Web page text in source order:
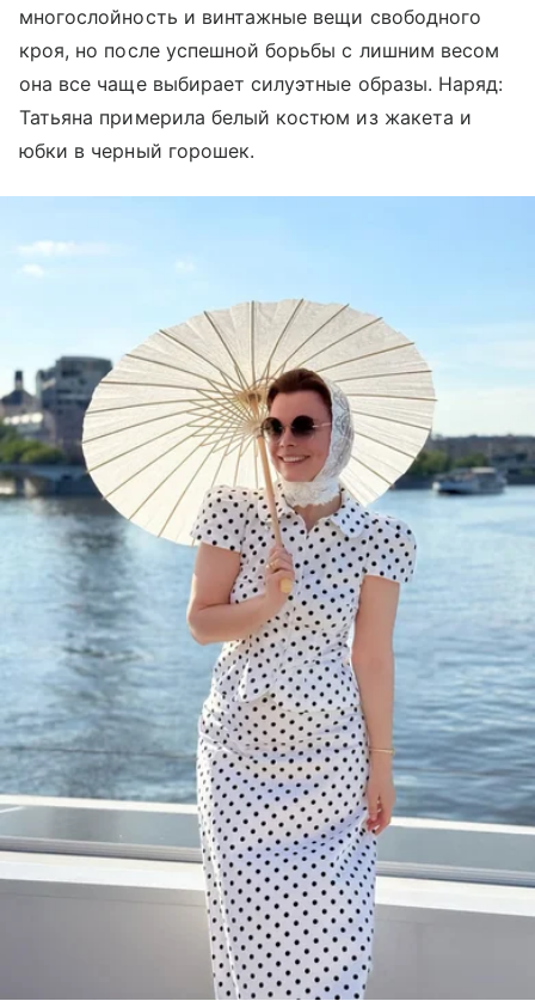
многослойность и винтажные вещи свободного
кроя, но после успешной борьбы с лишним весом
она все чаще выбирает силуэтные образы. Наряд:
Татьяна примерила белый костюм из жакета и
юбки в черный горошек.